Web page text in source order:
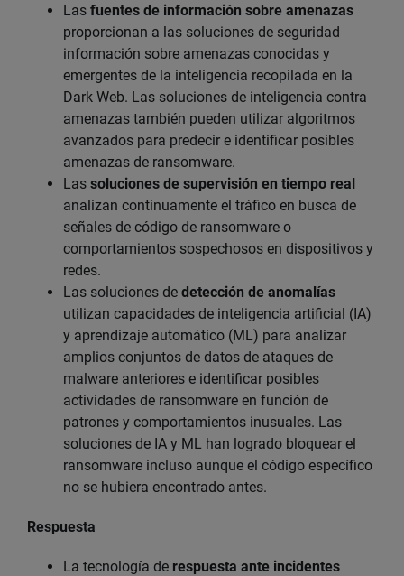
Las fuentes de información sobre amenazas
proporcionan a las soluciones de seguridad
información sobre amenazas conocidas y
emergentes de la inteligencia recopilada en la
Dark Web. Las soluciones de inteligencia contra
amenazas también pueden utilizar algoritmos
avanzados para predecir e identificar posibles
amenazas de ransomware.
Las soluciones de supervisión en tiempo real
analizan continuamente el tráfico en busca de
señales de código de ransomware o
comportamientos sospechosos en dispositivos y
redes.
Las soluciones de detección de anomalías
utilizan capacidades de inteligencia artificial (IA)
y aprendizaje automático (ML) para analizar
amplios conjuntos de datos de ataques de
malware anteriores e identificar posibles
actividades de ransomware en función de
patrones y comportamientos inusuales. Las
soluciones de IA y ML han logrado bloquear el
ransomware incluso aunque el código específico
no se hubiera encontrado antes.
Respuesta
La tecnología de respuesta ante incidentes